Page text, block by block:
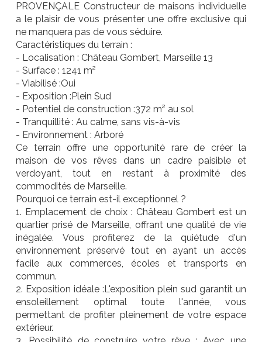
PROVENÇALE Constructeur de maisons individuelle
a le plaisir de vous présenter une offre exclusive qui
ne manquera pas de vous séduire.
Caractéristiques du terrain :
- Localisation : Château Gombert, Marseille 13
- Surface : 1241 m²
- Viabilisé :Oui
- Exposition :Plein Sud
- Potentiel de construction :372 m² au sol
- Tranquillité : Au calme, sans vis-à-vis
- Environnement : Arboré
Ce terrain offre une opportunité rare de créer la
maison de vos rêves dans un cadre paisible et
verdoyant, tout en restant à proximité des
commodités de Marseille.
Pourquoi ce terrain est-il exceptionnel ?
1. Emplacement de choix : Château Gombert est un
quartier prisé de Marseille, offrant une qualité de vie
inégalée. Vous profiterez de la quiétude d'un
environnement préservé tout en ayant un accès
facile aux commerces, écoles et transports en
commun.
2. Exposition idéale :L'exposition plein sud garantit un
ensoleillement optimal toute l'année, vous
permettant de profiter pleinement de votre espace
extérieur.